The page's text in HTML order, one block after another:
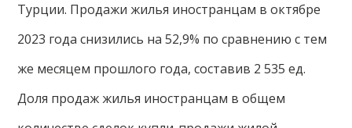
Турции. Продажи жилья иностранцам в октябре
2023 года снизились на 52,9% по сравнению с тем
же месяцем прошлого года, составив 2 535 ед.
Доля продаж жилья иностранцам в общем